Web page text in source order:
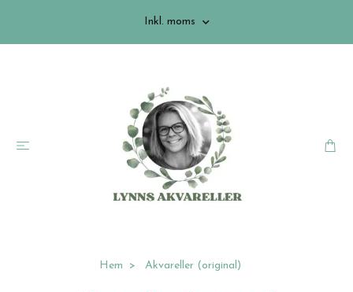
Inkl. moms
Hem Akvareller (original)